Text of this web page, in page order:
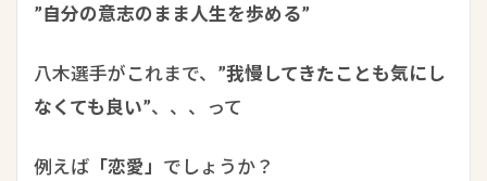
”自分の意志のまま人生を歩める”
八木選手がこれまで、 ”我慢してきたことも気にし
なくても良い”、、、って
例えば 「恋愛」 でしょうか？